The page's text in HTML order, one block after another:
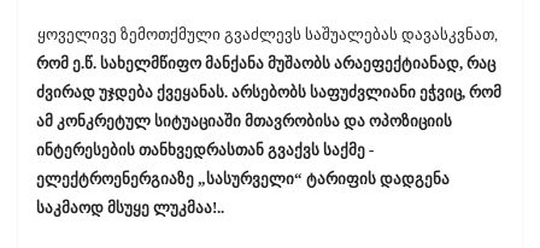
ყოველივე ზემოთქმული გვაძლევს საშუალებას დავასკვნათ,
რომ ე.წ. სახელმწიფო მანქანა მუშაობს არაეფექტიანად, რაც
ძვირად უჯდება ქვეყანას. არსებობს საფუძვლიანი ეჭვიც, რომ
ამ კონკრეტულ სიტუაციაში მთავრობისა და ოპოზიციის
ინტერესების თანხვედრასთან გვაქვს საქმე -
ელექტროენერგიაზე „სასურველი“ ტარიფის დადგენა
საკმაოდ მსუყე ლუკმაა!..